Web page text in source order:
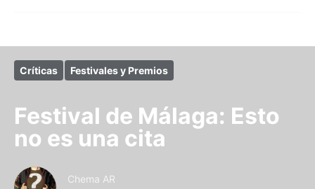
Críticas Festivales y Premios
Festival de Málaga: Esto
no es una cita
Chema AR